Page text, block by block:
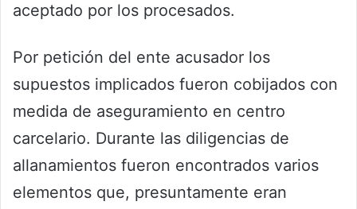
aceptado por los procesados.
Por petición del ente acusador los
supuestos implicados fueron cobijados con
medida de aseguramiento en centro
carcelario. Durante las diligencias de
allanamientos fueron encontrados varios
elementos que, presuntamente eran